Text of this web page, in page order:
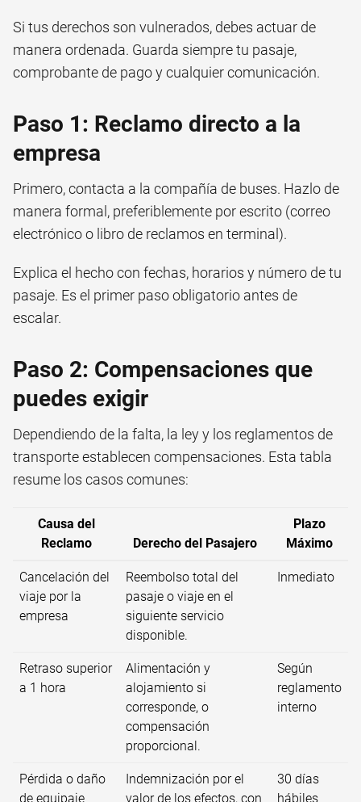
Si tus derechos son vulnerados, debes actuar de
manera ordenada. Guarda siempre tu pasaje,
comprobante de pago y cualquier comunicación.
Paso 1: Reclamo directo a la
empresa
Primero, contacta a la compañía de buses. Hazlo de
manera formal, preferiblemente por escrito (correo
electrónico o libro de reclamos en terminal).
Explica el hecho con fechas, horarios y número de tu
pasaje. Es el primer paso obligatorio antes de
escalar.
Paso 2: Compensaciones que
puedes exigir
Dependiendo de la falta, la ley y los reglamentos de
transporte establecen compensaciones. Esta tabla
resume los casos comunes:
Causa del
Reclamo
Derecho del Pasajero
Plazo
Máximo
Cancelación del
viaje por la
empresa
Reembolso total del
pasaje o viaje en el
siguiente servicio
disponible.
Inmediato
Retraso superior
a 1 hora
Alimentación y
alojamiento si
corresponde, o
compensación
proporcional.
Según
reglamento
interno
Pérdida o daño
de equipaje
Indemnización por el
valor de los efectos, con
30 días
hábiles